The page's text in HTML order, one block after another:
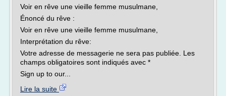
Voir en rêve une vieille femme musulmane,
Énoncé du rêve :
Voir en rêve une vieille femme musulmane,
Interprétation du rêve:
Votre adresse de messagerie ne sera pas publiée. Les
champs obligatoires sont indiqués avec *
Sign up to our...
Lire la suite